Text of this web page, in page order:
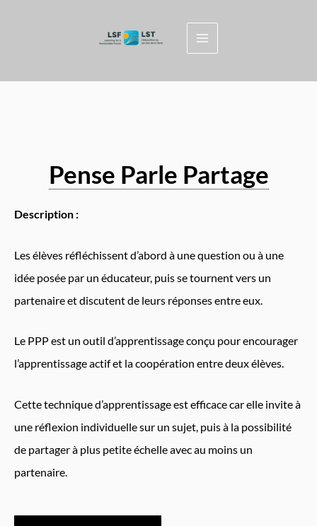
Pense Parle Partage
Description :
Les élèves réfléchissent d’abord à une question ou à une
idée posée par un éducateur, puis se tournent vers un
partenaire et discutent de leurs réponses entre eux.
Le PPP est un outil d’apprentissage conçu pour encourager
l’apprentissage actif et la coopération entre deux élèves.
Cette technique d’apprentissage est efficace car elle invite à
une réflexion individuelle sur un sujet, puis à la possibilité
de partager à plus petite échelle avec au moins un
partenaire.